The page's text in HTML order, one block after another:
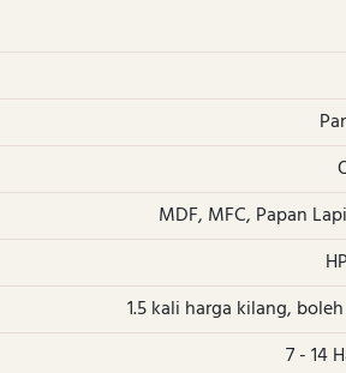
MDF, MFC, Papan
1.5 kali harga kilang,
7 - 14